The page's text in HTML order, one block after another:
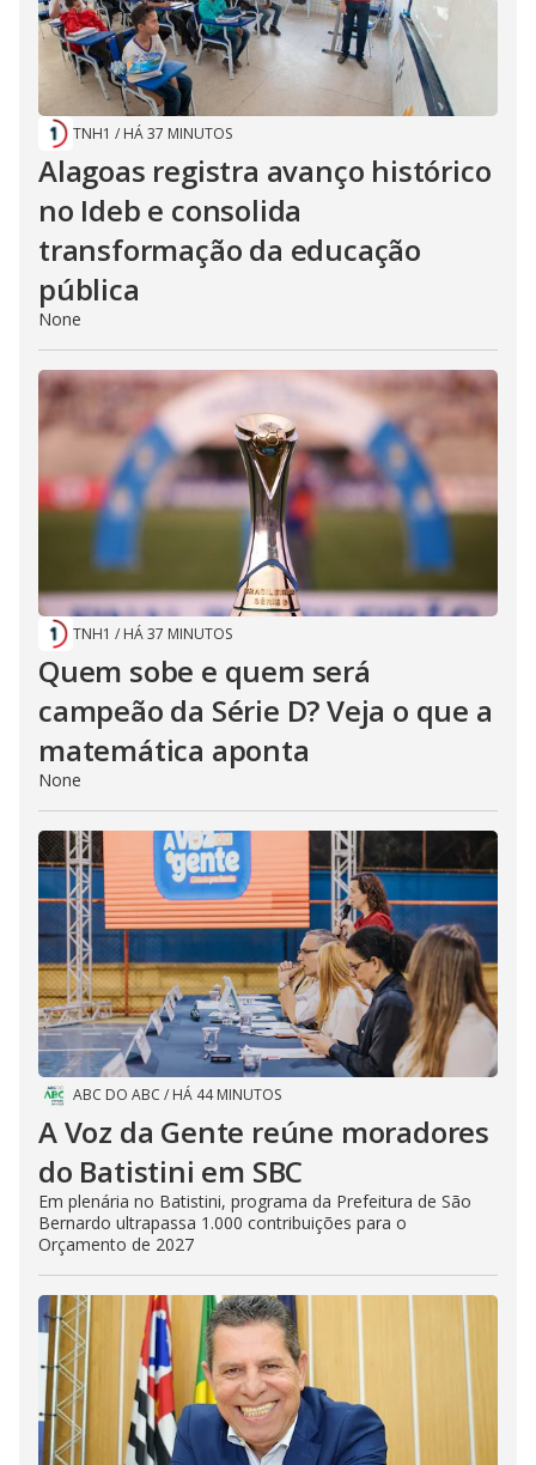
TNH1 / HÁ 37 MINUTOS
Alagoas registra avanço histórico
no Ideb e consolida
transformação da educação
pública
None
TNH1 / HÁ 37 MINUTOS
Quem sobe e quem será
campeão da Série D? Veja o que a
matemática aponta
None
ABC DO ABC / HÁ 44 MINUTOS
A Voz da Gente reúne moradores
do Batistini em SBC
Em plenária no Batistini, programa da Prefeitura de São
Bernardo ultrapassa 1.000 contribuições para o
Orçamento de 2027